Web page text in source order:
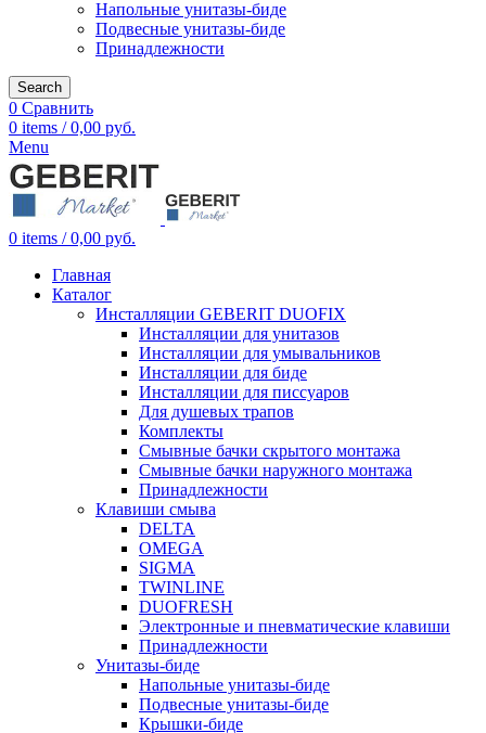
Напольные унитазы-биде
Подвесные унитазы-биде
Принадлежности
Search
0 Сравнить
0 items / 0,00 руб.
Menu
0 items / 0,00 руб.
Главная
Каталог
Инсталляции GEBERIT DUOFIX
Инсталляции для унитазов
Инсталляции для умывальников
Инсталляции для биде
Инсталляции для писсуаров
Для душевых трапов
Комплекты
Смывные бачки скрытого монтажа
Смывные бачки наружного монтажа
Принадлежности
Клавиши смыва
DELTA
OMEGA
SIGMA
TWINLINE
DUOFRESH
Электронные и пневматические клавиши
Принадлежности
Унитазы-биде
Напольные унитазы-биде
Подвесные унитазы-биде
Крышки-биде